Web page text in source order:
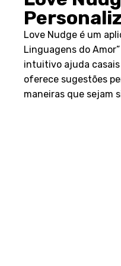
Love Nudge é um
Linguagens do
intuitivo ajuda
oferece sugestões
maneiras que sejam